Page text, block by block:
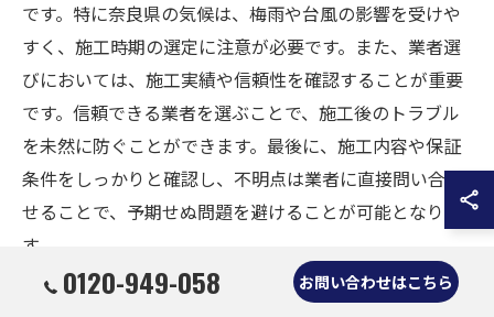
です。特に奈良県の気候は、梅雨や台風の影響を受けや
すく、施工時期の選定に注意が必要です。また、業者選
びにおいては、施工実績や信頼性を確認することが重要
です。信頼できる業者を選ぶことで、施工後のトラブル
を未然に防ぐことができます。最後に、施工内容や保証
条件をしっかりと確認し、不明点は業者に直接問い合わ
せることで、予期せぬ問題を避けることが可能となりま
す。
0120-949-058 お問い合わせはこちら